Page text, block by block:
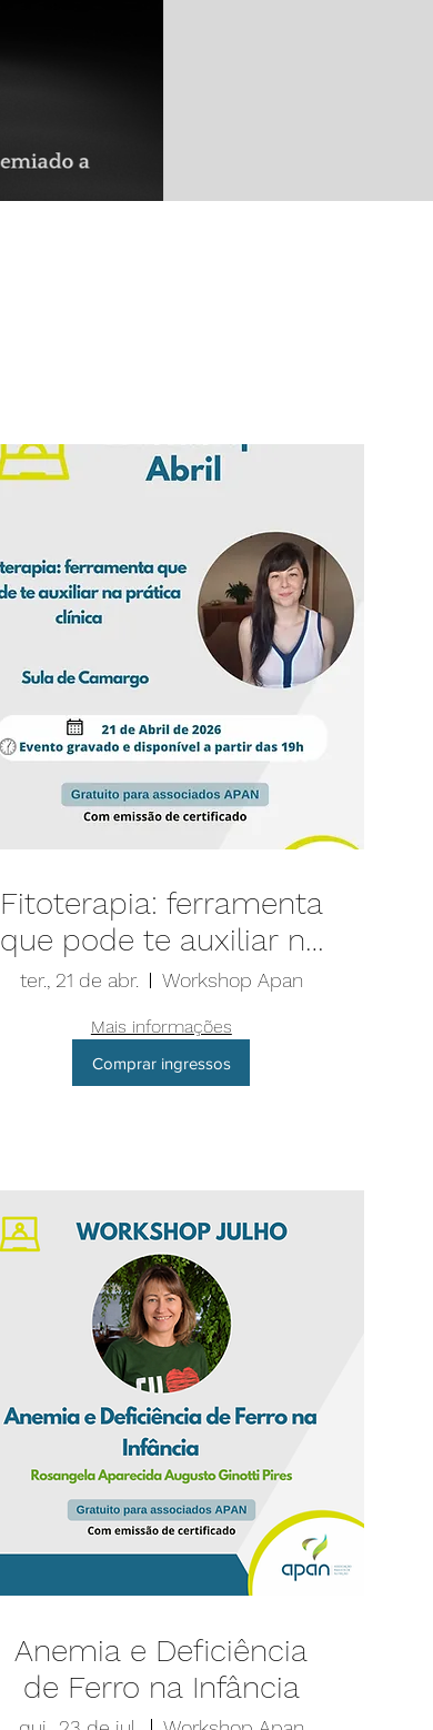
Fitoterapia: ferramenta
que pode te auxiliar na
prática clínica
ter., 21 de abr. Workshop Apan
Mais informações
Comprar ingressos
Anemia e Deficiência
de Ferro na Infância